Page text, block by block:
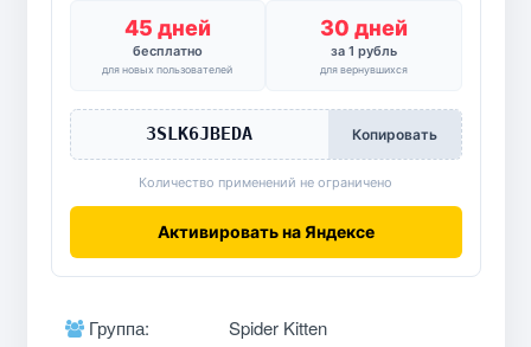
45 дней
бесплатно
для новых пользователей
30 дней
за 1 рубль
для вернувшихся
3SLK6JBEDA Копировать
Количество применений не ограничено
Активировать на Яндексе
Группа: Spider Kitten